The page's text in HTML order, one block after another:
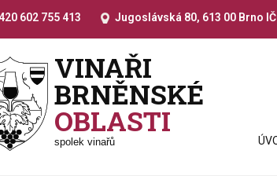
602 755 413 Jugoslávská 80, 613 00 Brno
VINAŘI
BRNĚNSKÉ
OBLASTI
spolek vinařů